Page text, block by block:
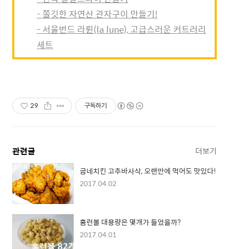
- 쫄깃한 자연산 관자구이 만들기!
- 서울번드 라륀(la lune), 고급스러운 커트러리
세트
29 구독하기
관련글 더보기
굽네치킨 고추바사삭, 오랜만에 먹어도 맛있다!
2017.04.02
홈런볼 대용량은 몇개가 들었을까?
2017.04.01